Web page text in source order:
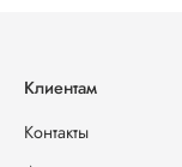
Клиентам
Контакты